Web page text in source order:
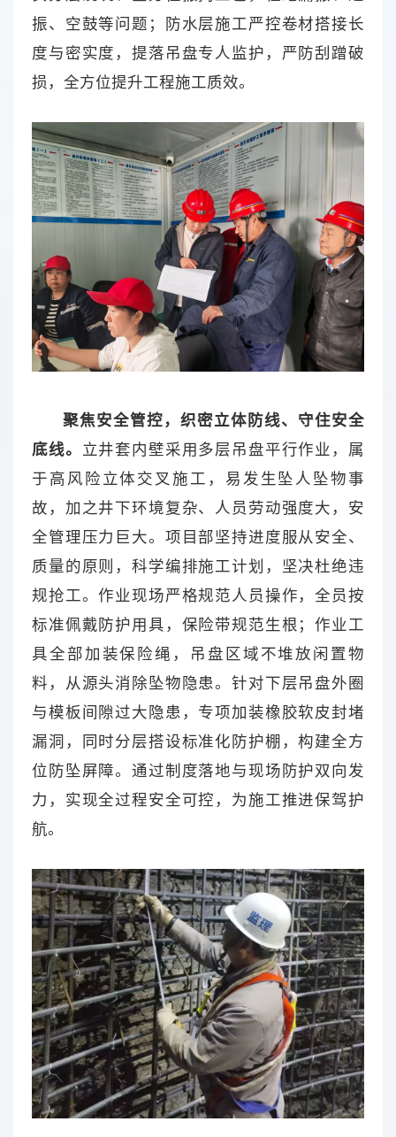
振、空鼓等问题；防水层施工严控卷材搭接长
度与密实度，提落吊盘专人监护，严防刮蹭破
损，全方位提升工程施工质效。
聚焦安全管控，织密立体防线、守住安全
底线。 立井套内壁采用多层吊盘平行作业，属
于高风险立体交叉施工，易发生坠人坠物事
故，加之井下环境复杂、人员劳动强度大，安
全管理压力巨大。项目部坚持进度服从安全、
质量的原则，科学编排施工计划，坚决杜绝违
规抢工。作业现场严格规范人员操作，全员按
标准佩戴防护用具，保险带规范生根；作业工
具全部加装保险绳，吊盘区域不堆放闲置物
料，从源头消除坠物隐患。针对下层吊盘外圈
与模板间隙过大隐患，专项加装橡胶软皮封堵
漏洞，同时分层搭设标准化防护棚，构建全方
位防坠屏障。通过制度落地与现场防护双向发
力，实现全过程安全可控，为施工推进保驾护
航。